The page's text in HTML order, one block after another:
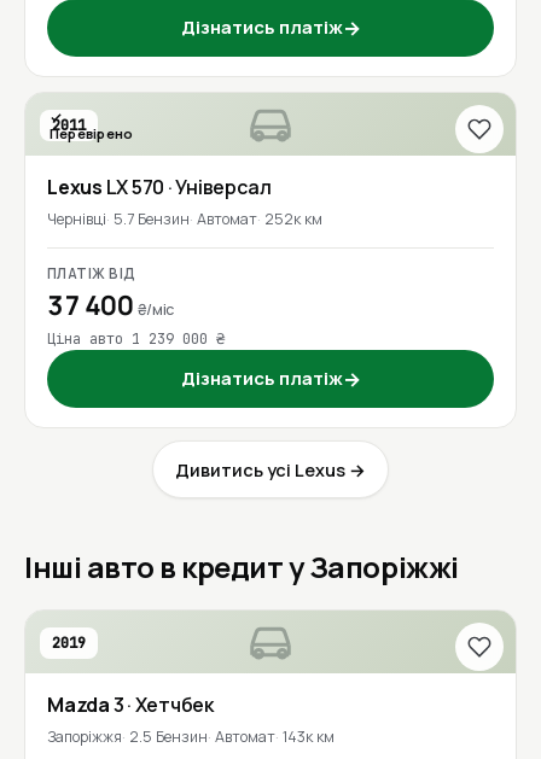
Дізнатись платіж→
2011
Перевірено
Lexus LX 570 · Універсал
Чернівці 5.7 Бензин Автомат 252к км
ПЛАТІЖ ВІД
37 400 ₴/міс
Ціна авто 1 239 000 ₴
Дізнатись платіж→
Дивитись усі Lexus →
Інші авто в кредит у Запоріжжі
2019
Mazda3· Хетчбек
Запоріжжя 2.5 Бензин Автомат 143к км